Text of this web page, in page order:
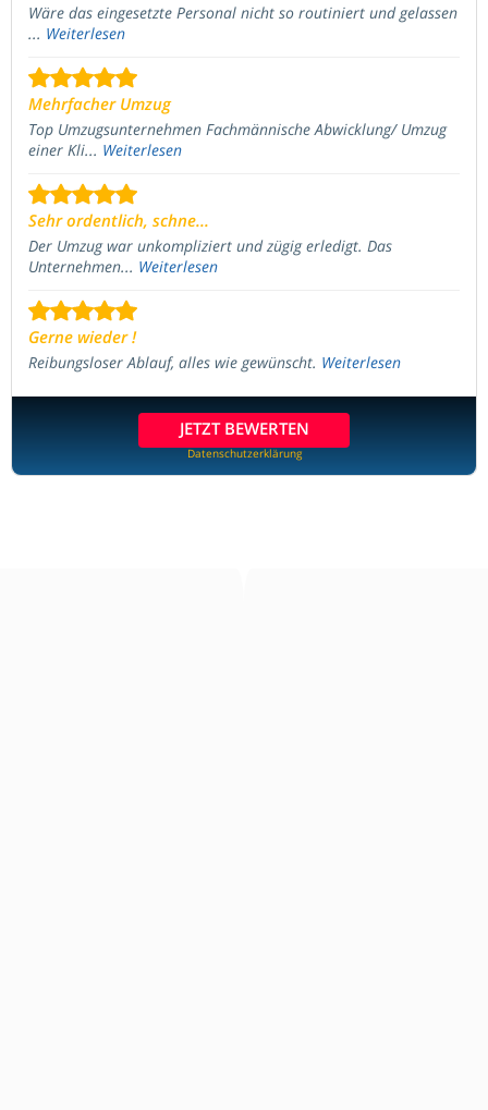
Wäre das eingesetzte Personal nicht so routiniert und gelassen
... Weiterlesen
Mehrfacher Umzug
Top Umzugsunternehmen Fachmännische Abwicklung/ Umzug
einer Kli... Weiterlesen
Sehr ordentlich, schne...
Der Umzug war unkompliziert und zügig erledigt. Das
Unternehmen... Weiterlesen
Gerne wieder !
Reibungsloser Ablauf, alles wie gewünscht. Weiterlesen
JETZT BEWERTEN
Datenschutzerklärung